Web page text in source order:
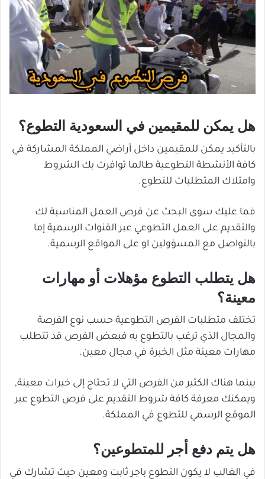
هل يمكن للمقيمين في السعودية التطوع؟
بالتأكيد يمكن للمقيمين داخل أراضي المملكة المشاركة في
كافة الأنشطة التطوعية طالما توافرت بك الشروط
وامتلاك المتطلبات للتطوع.
فما عليك سوى البحث عن فرص العمل المناسبة لك
والتقديم على العمل التطوعي عبر القنوات الرسمية إما
بالتواصل مع المسؤولين او على المواقع الرسمية.
هل يتطلب التطوع مؤهلات أو مهارات
معينة؟
تختلف متطلبات الفرص التطوعية حسب نوع الفرصة
والمجال الذي ترغب بالتطوع به فبعض الفرص قد تتطلب
مهارات معينة مثل الخبرة في مجال معين.
بينما هناك الكثير من الفرص التي لا تحتاج إلى خبرات معينة,
ويمكنك معرفة كافة شروط التقديم على فرص التطوع عبر
الموقع الرسمي للتطوع في المملكة.
هل يتم دفع أجر للمتطوعين؟
في الغالب لا يكون التطوع باجر ثابت ومعين حيث تشارك في